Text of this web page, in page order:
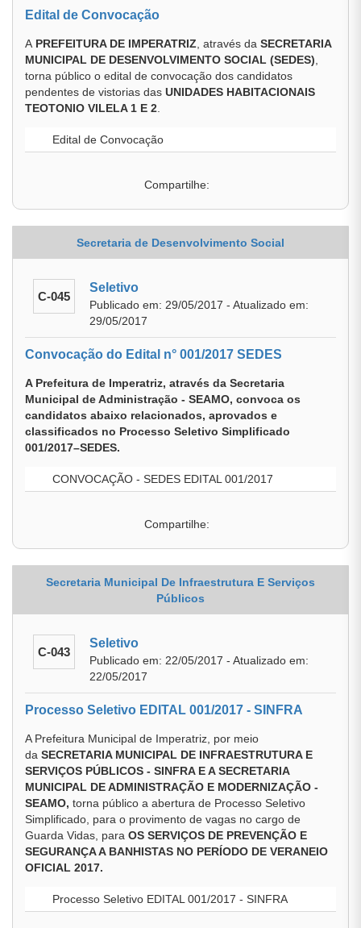
Edital de Convocação
A PREFEITURA DE IMPERATRIZ , através da SECRETARIA
MUNICIPAL DE DESENVOLVIMENTO SOCIAL (SEDES)
torna público o edital de convocação dos candidatos
pendentes de vistorias das UNIDADES HABITACIONAIS
TEOTONIO VILELA 1 E 2
Edital de Convocação
Compartilhe:
Secretaria de Desenvolvimento Social
C-045
Seletivo
Publicado em: 29/05/2017 - Atualizado em:
29/05/2017
Convocação do Edital n° 001/2017 SEDES
A Prefeitura de Imperatriz, através da Secretaria
Municipal de Administração - SEAMO, convoca os
candidatos abaixo relacionados, aprovados e
classificados no Processo Seletivo Simplificado
001/2017–SEDES.
CONVOCAÇÃO - SEDES EDITAL 001/2017
Compartilhe:
Secretaria Municipal De Infraestrutura E Serviços
Públicos
C-043
Seletivo
Publicado em: 22/05/2017 - Atualizado em:
22/05/2017
Processo Seletivo EDITAL 001/2017 - SINFRA
A Prefeitura Municipal de Imperatriz, por meio
da SECRETARIA MUNICIPAL DE INFRAESTRUTURA E
SERVIÇOS PÚBLICOS - SINFRA E A SECRETARIA
MUNICIPAL DE ADMINISTRAÇÃO E MODERNIZAÇÃO -
SEAMO, torna público a abertura de Processo Seletivo
Simplificado, para o provimento de vagas no cargo de
Guarda Vidas, para OS SERVIÇOS DE PREVENÇÃO E
SEGURANÇA A BANHISTAS NO PERÍODO DE VERANEIO
OFICIAL 2017.
Processo Seletivo EDITAL 001/2017 - SINFRA